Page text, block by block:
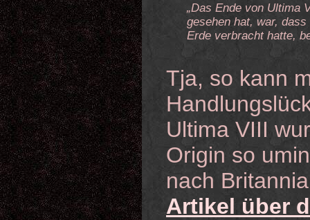
„Das Ende von Ultima
gesehen hat, war,
Erde verbracht hatte,
Tja, so kann
Ultima VIII
Origin so
nach
Artikel über